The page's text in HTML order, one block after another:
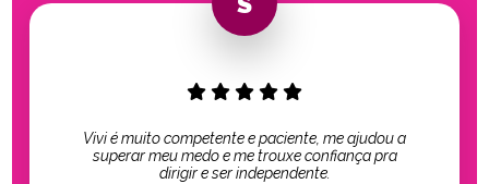
Vivi é muito competente e paciente, me ajudou a
superar meu medo e me trouxe confiança pra
dirigir e ser independente.